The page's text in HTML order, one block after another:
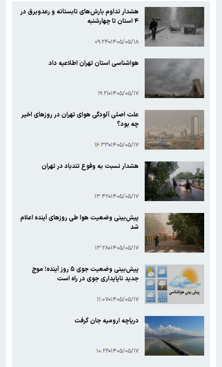
هشدار تداوم بارش‌های تابستانه و رعدوبرق در
۴ استان تا چهارشنبه
۱۴۰۵/۰۵/۱۸ ۰۹:۲۴
هواشناسی استان تهران اطلاعیه داد
۱۴۰۵/۰۵/۱۷ ۱۹:۲۱
علت اصلی آلودگی هوای تهران در روزهای اخیر
چه بود؟
۱۴۰۵/۰۵/۱۷ ۱۶:۳۳
هشدار نسبت به وفوع تندباد در تهران
۱۴۰۵/۰۵/۱۷ ۱۳:۴۲
پیش‌بینی وضعیت هوا طی روزهای آینده اعلام
شد
۱۴۰۵/۰۵/۱۷ ۱۳:۲۸
پیش‌بینی وضعیت جوی ۵ روز آینده؛ موج
جدید ناپایداری جوی در راه است
۱۴۰۵/۰۵/۱۷ ۱۱:۰۷
دریاچه ارومیه جان گرفت
۱۴۰۵/۰۵/۱۷ ۱۰:۲۲